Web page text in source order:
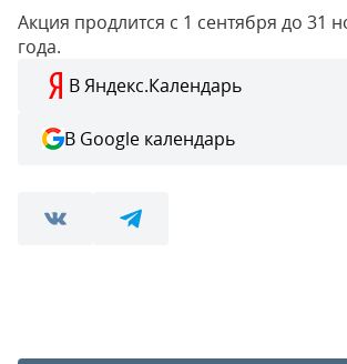
Акция продлится с 1 сентября до 31
года.
В Яндекс.Календарь
В Google календарь